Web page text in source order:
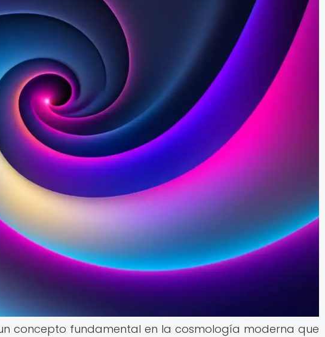
concepto fundamental en la cosmología moderna que